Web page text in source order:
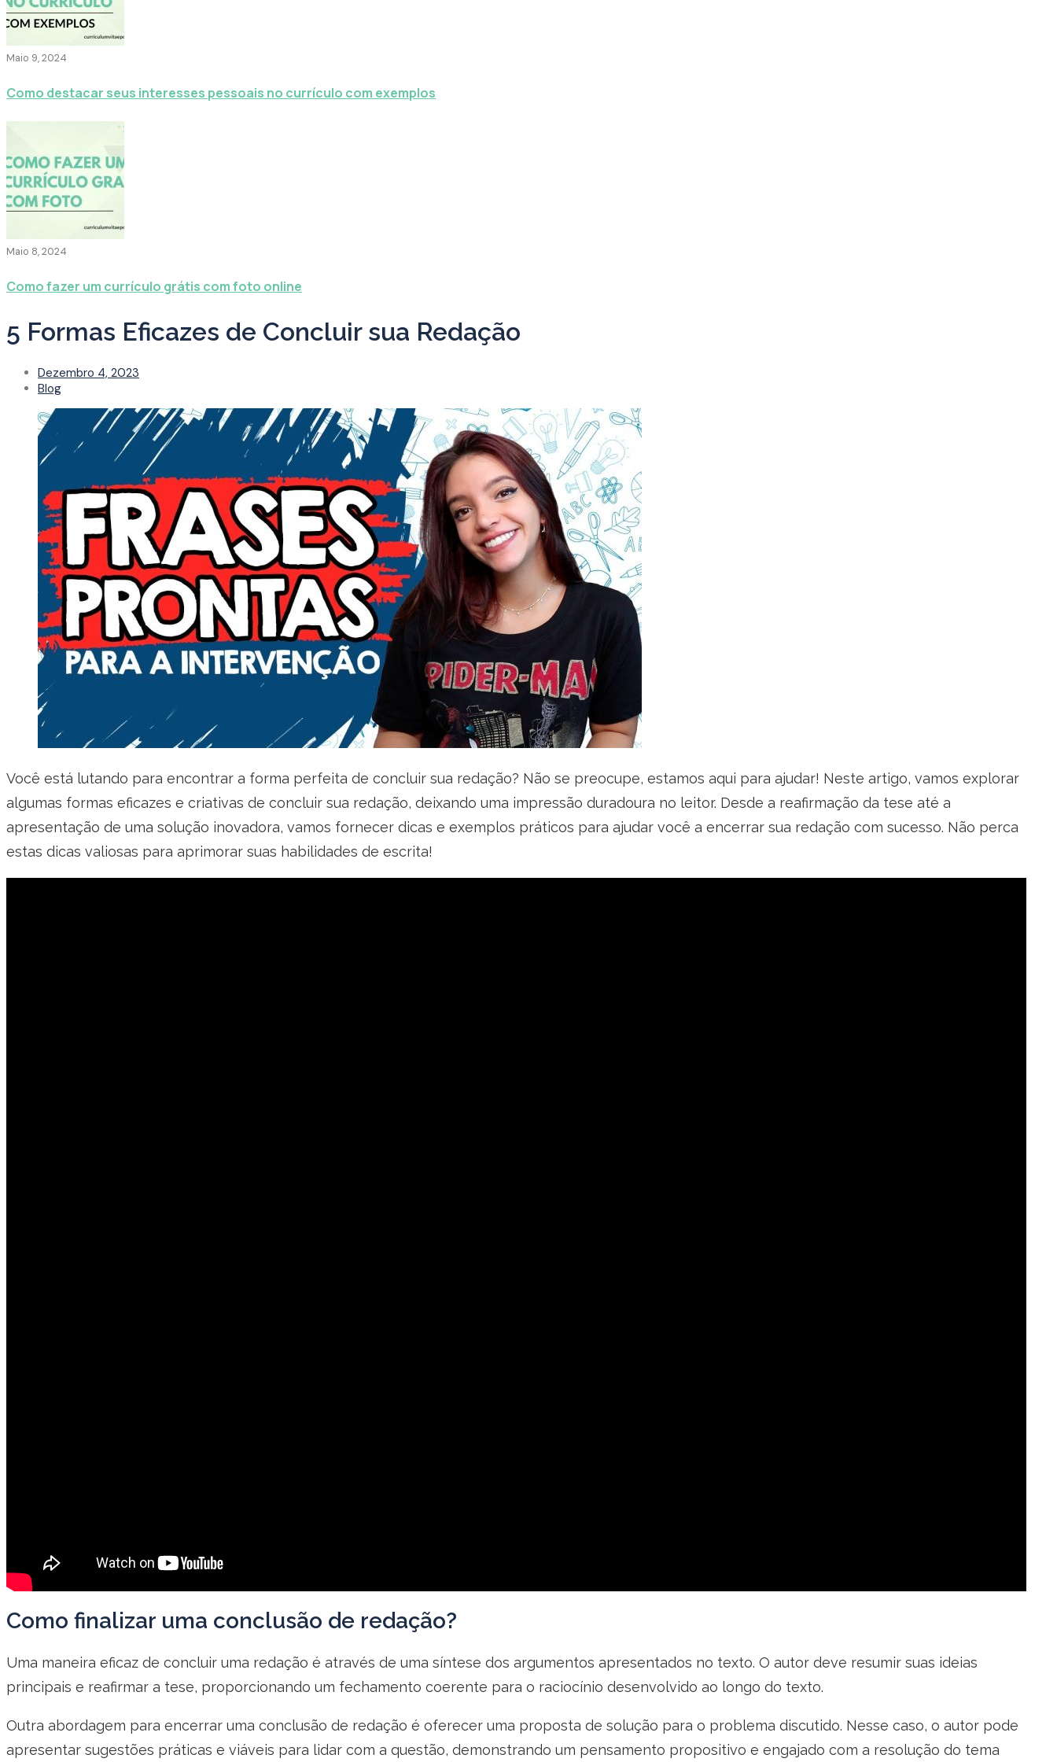
Maio 9, 2024
Como destacar seus interesses pessoais no currículo com exemplos
Maio 8, 2024
Como fazer um currículo grátis com foto online
5 Formas Eficazes de Concluir sua Redação
Dezembro 4, 2023
Blog
Você está lutando para encontrar a forma perfeita de concluir sua redação? Não se preocupe, estamos aqui para ajudar! Neste artigo, vamos explorar
algumas formas eficazes e criativas de concluir sua redação, deixando uma impressão duradoura no leitor. Desde a reafirmação da tese até a
apresentação de uma solução inovadora, vamos fornecer dicas e exemplos práticos para ajudar você a encerrar sua redação com sucesso. Não perca
estas dicas valiosas para aprimorar suas habilidades de escrita!
Como finalizar uma conclusão de redação?
Uma maneira eficaz de concluir uma redação é através de uma síntese dos argumentos apresentados no texto. O autor deve resumir suas ideias
principais e reafirmar a tese, proporcionando um fechamento coerente para o raciocínio desenvolvido ao longo do texto.
Outra abordagem para encerrar uma conclusão de redação é oferecer uma proposta de solução para o problema discutido. Nesse caso, o autor pode
apresentar sugestões práticas e viáveis para lidar com a questão, demonstrando um pensamento propositivo e engajado com a resolução do tema